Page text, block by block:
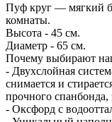
Пуф круг — мягкий
комнаты.
Высота - 45 см.
Диаметр - 65 см.
Почему выбирают
- Двухслойная
снимается и
прочного
- Оксфорд с